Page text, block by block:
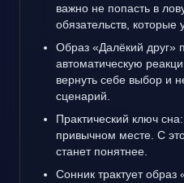
важно не попасть в
обязательств, которые
Образ «Далёкий друг»
автоматическую
вернуть себе выбор и
сценарий.
Практический ключ
привычном месте. С
станет понятнее.
Сонник трактует образ